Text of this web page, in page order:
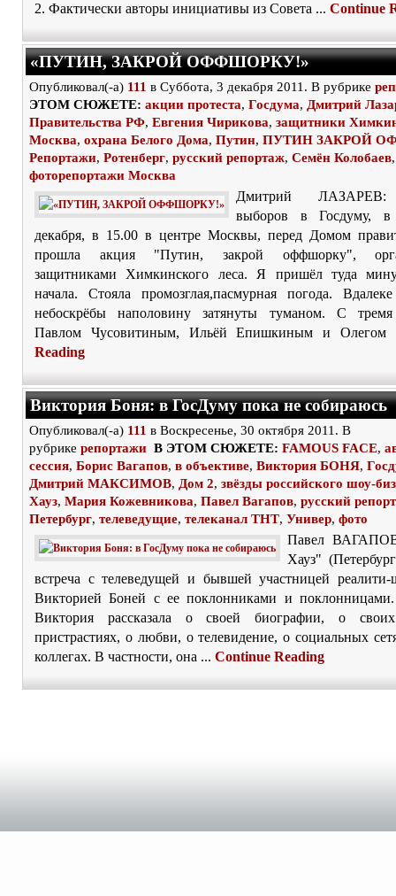
2. Фактически авторы инициативы из Совета ... Continue
«ПУТИН, ЗАКРОЙ ОФФШОРКУ!»
Опубликовал(-а) 111 в Суббота, 3 декабря 2011. В рубрике
ЭТОМ СЮЖЕТЕ: акции протеста, Госдума, Дмитрий
Правительства РФ, Евгения Чирикова, защитники
Москва, охрана Белого Дома, Путин, ПУТИН ЗАКРОЙ
Репортажи, Ротенберг, русский репортаж, Семён Колобаев,
фоторепортажи Москва
Дмитрий ЛАЗАРЕВ:
выборов в Госдуму, в
декабря, в 15.00 в центре Москвы, перед Домом
прошла акция "Путин, закрой оффшорку",
защитниками Химкинского леса. Я пришёл туда
начала. Стояла промозглая,пасмурная погода.
небоскрёбы наполовину затянуты туманом. С тремя
Павлом Чусовитиным, Ильёй Епишкиным и
Reading
Виктория Боня: в ГосДуму пока не собираюсь
Опубликовал(-а) 111 в Воскресенье, 30 октября 2011. В
рубрике репортажи В ЭТОМ СЮЖЕТЕ: FAMOUS FACE,
сессия, Борис Вагапов, в объективе, Виктория БОНЯ,
Дмитрий МАКСИМОВ, Дом 2, звёзды российского шоу-
Хауз, Мария Кожевникова, Павел Вагапов, русский
Петербург, телеведущие, телеканал ТНТ, Универ, фото
Павел
Хауз"
встреча с телеведущей и бывшей участницей
Викторией Боней с ее поклонниками и
Виктория рассказала о своей биографии, о
пристрастиях, о любви, о телевидение, о социальных
коллегах. В частности, она ... Continue Reading